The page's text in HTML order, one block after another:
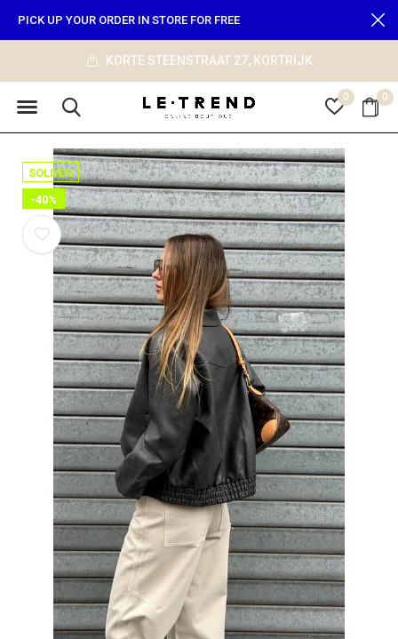
0 0
KORTE STEENSTRAAT 27, KORTRIJK
PICK UP YOUR ORDER IN STORE FOR FREE
SOLDEN
-40%